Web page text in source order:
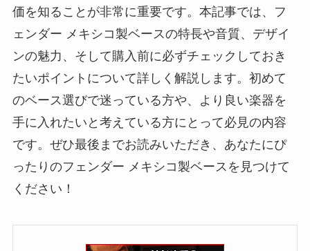
価を知ることが非常に重要です。本記事では、フ
ェンダー メキシコ製ベースの特長や音質、デザイ
ンの魅力、そして購入前に必ずチェックしておき
たいポイントについて詳しく解説します。初めて
のベース選びで迷っている方や、より良い楽器を
手に入れたいと考えている方にとって必見の内容
です。ぜひ最後までお読みいただき、あなたにぴ
ったりのフェンダー メキシコ製ベースを見つけて
ください！